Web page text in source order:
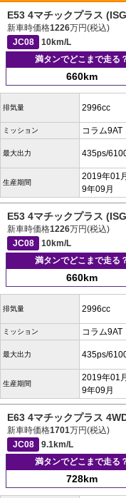
E53 4マチックプラス
新車時価格1226万円(税込)
JC08
10km/L
満タンでどこまで走る
660km
排気量 2996cc
ミッション コラム9AT
最大出力 435ps/
生産期間
2019年01
9年09月
E53 4マチックプラス
新車時価格1226万円(税込)
JC08
10km/L
満タンでどこまで走る
660km
排気量 2996cc
ミッション コラム9AT
最大出力 435ps/
生産期間
2019年01
9年09月
E63 4マチックプラス
新車時価格1701万円(税込)
JC08
9.1km/L
満タンでどこまで走る
728km